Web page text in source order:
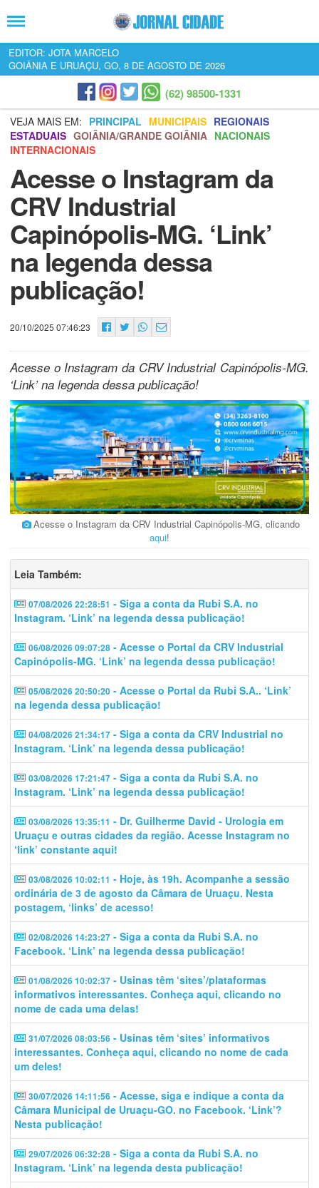
EDITOR: JOTA MARCELO
GOIÂNIA E URUAÇU, GO, 8 DE AGOSTO DE 2026
(62) 98500-1331
VEJA MAIS EM: PRINCIPAL MUNICIPAIS REGIONAIS
ESTADUAIS GOIÂNIA/GRANDE GOIÂNIA NACIONAIS
INTERNACIONAIS
Acesse o Instagram da
CRV Industrial
Capinópolis-MG. ‘Link’
na legenda dessa
publicação!
20/10/2025 07:46:23
Acesse o Instagram da CRV Industrial Capinópolis-MG.
‘Link’ na legenda dessa publicação!
Acesse o Instagram da CRV Industrial Capinópolis-MG, clicando
aqui!
Leia Também:
07/08/2026 22:28:51 - Siga a conta da Rubi S.A. no
Instagram. ‘Link’ na legenda dessa publicação!
06/08/2026 09:07:28 - Acesse o Portal da CRV Industrial
Capinópolis-MG. ‘Link’ na legenda dessa publicação!
05/08/2026 20:50:20 - Acesse o Portal da Rubi S.A.. ‘Link’
na legenda dessa publicação!
04/08/2026 21:34:17 - Siga a conta da CRV Industrial no
Instagram. ‘Link’ na legenda dessa publicação!
03/08/2026 17:21:47 - Siga a conta da Rubi S.A. no
Instagram. ‘Link’ na legenda dessa publicação!
03/08/2026 13:35:11 - Dr. Guilherme David - Urologia em
Uruaçu e outras cidades da região. Acesse Instagram no
‘link’ constante aqui!
03/08/2026 10:02:11 - Hoje, às 19h. Acompanhe a sessão
ordinária de 3 de agosto da Câmara de Uruaçu. Nesta
postagem, ‘links’ de acesso!
02/08/2026 14:23:27 - Siga a conta da Rubi S.A. no
Facebook. ‘Link’ na legenda dessa publicação!
01/08/2026 10:02:37 - Usinas têm ‘sites’/plataformas
informativos interessantes. Conheça aqui, clicando no
nome de cada uma delas!
31/07/2026 08:03:56 - Usinas têm ‘sites’ informativos
interessantes. Conheça aqui, clicando no nome de cada
um deles!
30/07/2026 14:11:56 - Acesse, siga e indique a conta da
Câmara Municipal de Uruaçu-GO. no Facebook. ‘Link’?
Nesta publicação!
29/07/2026 06:32:28 - Siga a conta da Rubi S.A. no
Instagram. ‘Link’ na legenda desta publicação!